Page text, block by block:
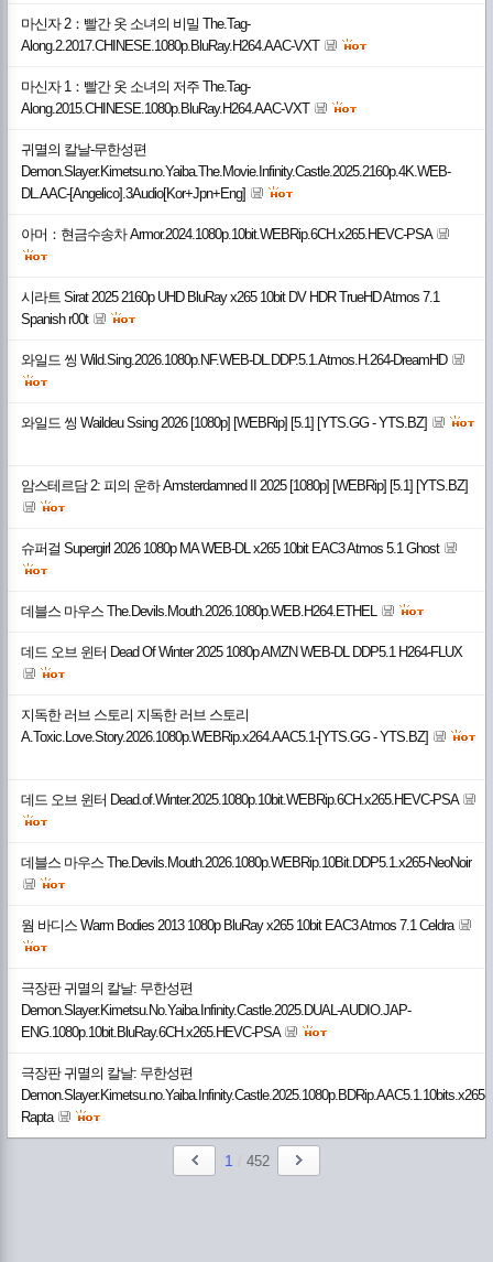
마신자 2：빨간 옷 소녀의 비밀 The.Tag-
Along.2.2017.CHINESE.1080p.BluRay.H264.AAC-VXT
마신자 1：빨간 옷 소녀의 저주 The.Tag-
Along.2015.CHINESE.1080p.BluRay.H264.AAC-VXT
귀멸의 칼날-무한성편
Demon.Slayer.Kimetsu.no.Yaiba.The.Movie.Infinity.Castle.2025.2160p.4K.WEB-
DL.AAC-[Angelico].3Audio[Kor+Jpn+Eng]
아머：현금수송차 Armor.2024.1080p.10bit.WEBRip.6CH.x265.HEVC-PSA
시라트 Sirat 2025 2160p UHD BluRay x265 10bit DV HDR TrueHD Atmos 7.1
Spanish r00t
와일드 씽 Wild.Sing.2026.1080p.NF.WEB-DL.DDP.5.1.Atmos.H.264-DreamHD
와일드 씽 Waildeu Ssing 2026 [1080p] [WEBRip] [5.1] [YTS.GG - YTS.BZ]
암스테르담 2: 피의 운하 Amsterdamned II 2025 [1080p] [WEBRip] [5.1] [YTS.BZ]
슈퍼걸 Supergirl 2026 1080p MA WEB-DL x265 10bit EAC3 Atmos 5.1 Ghost
데블스 마우스 The.Devils.Mouth.2026.1080p.WEB.H264.ETHEL
데드 오브 윈터 Dead Of Winter 2025 1080p AMZN WEB-DL DDP5.1 H264-FLUX
지독한 러브 스토리 지독한 러브 스토리
A.Toxic.Love.Story.2026.1080p.WEBRip.x264.AAC5.1-[YTS.GG - YTS.BZ]
데드 오브 윈터 Dead.of.Winter.2025.1080p.10bit.WEBRip.6CH.x265.HEVC-PSA
데블스 마우스 The.Devils.Mouth.2026.1080p.WEBRip.10Bit.DDP5.1.x265-NeoNoir
웜 바디스 Warm Bodies 2013 1080p BluRay x265 10bit EAC3 Atmos 7.1 Celdra
극장판 귀멸의 칼날: 무한성편
Demon.Slayer.Kimetsu.No.Yaiba.Infinity.Castle.2025.DUAL-AUDIO.JAP-
ENG.1080p.10bit.BluRay.6CH.x265.HEVC-PSA
극장판 귀멸의 칼날: 무한성편
Demon.Slayer.Kimetsu.no.Yaiba.Infinity.Castle.2025.1080p.BDRip.AAC5.1.10bits.x265-
Rapta
1 452